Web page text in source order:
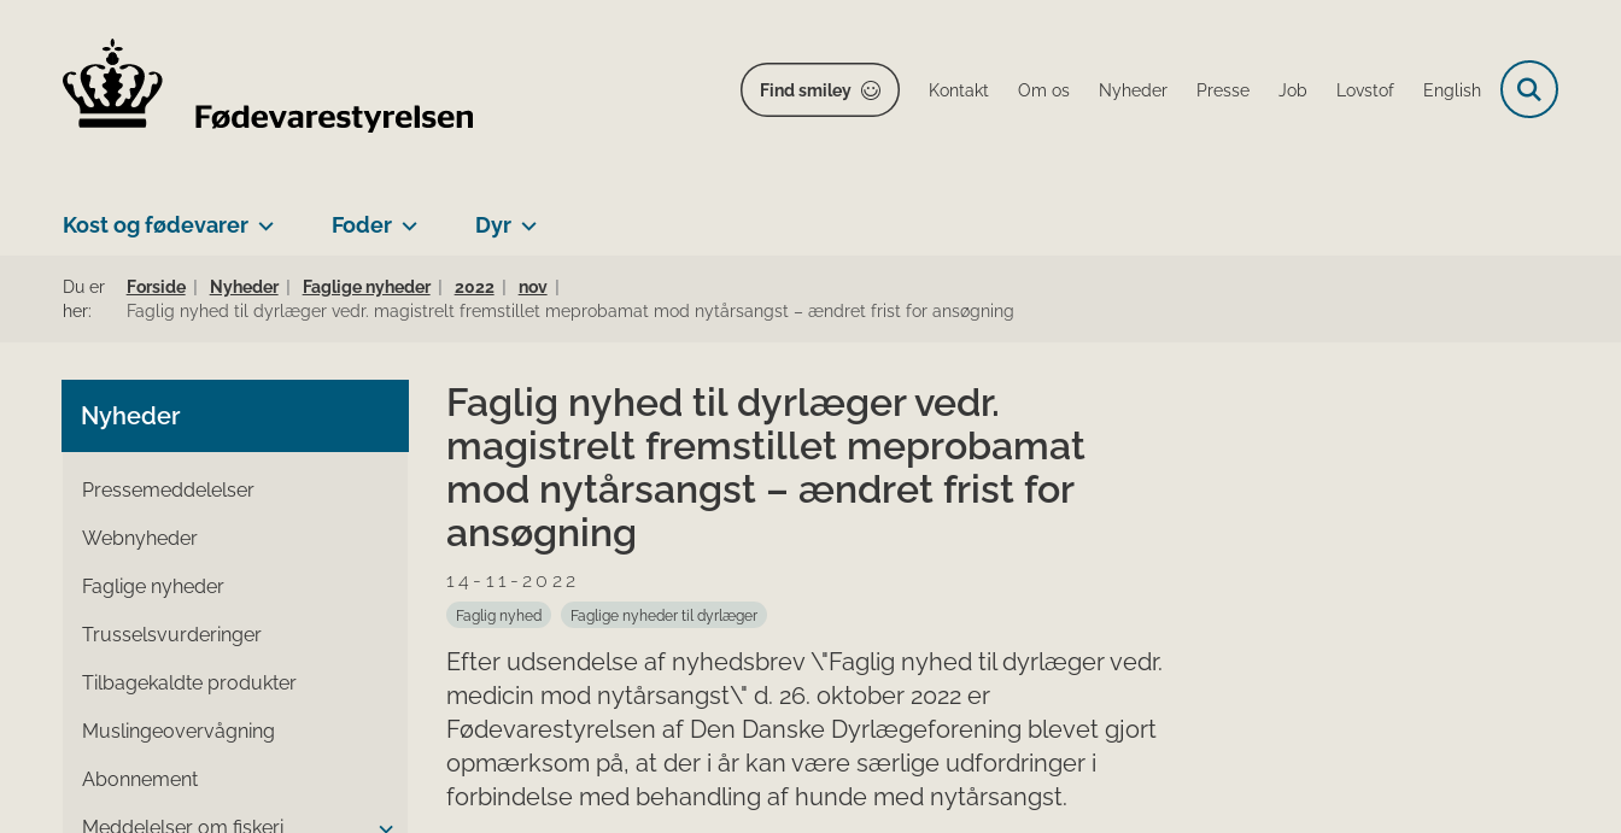
Find smiley Kontakt Om os Nyheder Presse Job Lovstof English
Kost og fødevarer Foder Dyr
Du er
her:
Forside Nyheder Faglige nyheder 2022
nov
Faglig nyhed til dyrlæger vedr. magistrelt fremstillet meprobamat mod nytårsangst – ændret frist for ansøgning
Nyheder
Pressemeddelelser
Webnyheder
Faglige nyheder
Trusselsvurderinger
Tilbagekaldte produkter
Muslingeovervågning
Abonnement
Meddelelser om fiskeri
Faglig nyhed til dyrlæger vedr.
magistrelt fremstillet meprobamat
mod nytårsangst – ændret frist for
ansøgning
14-11-2022
Faglig nyhed Faglige nyheder til dyrlæger
Efter udsendelse af nyhedsbrev \"Faglig nyhed til dyrlæger vedr.
medicin mod nytårsangst\" d. 26. oktober 2022 er
Fødevarestyrelsen af Den Danske Dyrlægeforening blevet gjort
opmærksom på, at der i år kan være særlige udfordringer i
forbindelse med behandling af hunde med nytårsangst.